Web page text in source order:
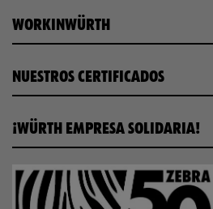
WORKINWÜRTH
NUESTROS CERTIFICADOS
¡WÜRTH EMPRESA SOLIDARIA!